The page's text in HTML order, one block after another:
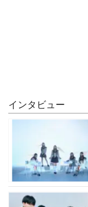
インタビュー